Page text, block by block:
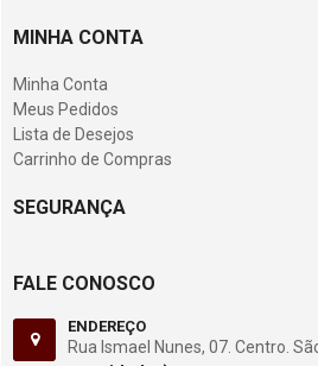
MINHA CONTA
Minha Conta
Meus Pedidos
Lista de Desejos
Carrinho de Compras
SEGURANÇA
FALE CONOSCO
ENDEREÇO
Rua Ismael Nunes, 07. Centro.